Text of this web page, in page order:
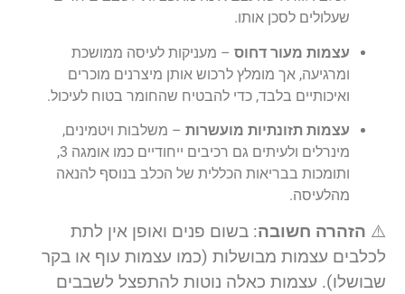
שעלולים לסכן אותו.
עצמות מעור דחוס – מעניקות לעיסה ממושכת
ומרגיעה, אך מומלץ לרכוש אותן מיצרנים מוכרים
ואיכותיים בלבד, כדי להבטיח שהחומר בטוח לעיכול.
עצמות תזונתיות מועשרות – משלבות ויטמינים,
מינרלים ולעיתים גם רכיבים ייחודיים כמו אומגה 3,
ותומכות בבריאות הכללית של הכלב בנוסף להנאה
מהלעיסה.
⚠️ הזהרה חשובה: בשום פנים ואופן אין לתת
לכלבים עצמות מבושלות (כמו עצמות עוף או בקר
שבושלו). עצמות כאלה נוטות להתפצל לשבבים